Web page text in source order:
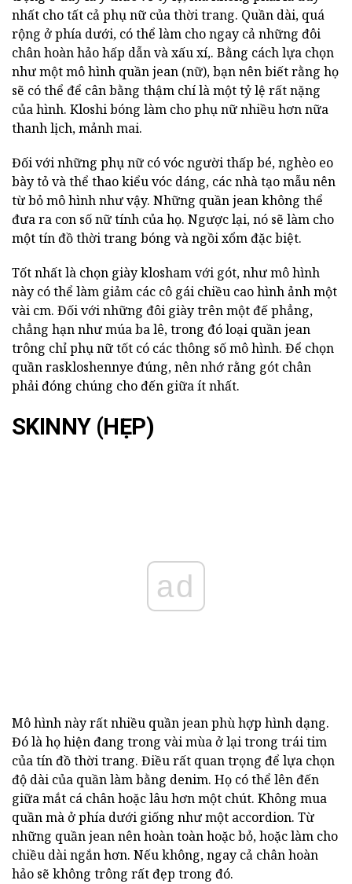
nhất cho tất cả phụ nữ của thời trang. Quần dài, quá
rộng ở phía dưới, có thể làm cho ngay cả những đôi
chân hoàn hảo hấp dẫn và xấu xí,. Bằng cách lựa chọn
như một mô hình quần jean (nữ), bạn nên biết rằng họ
sẽ có thể để cân bằng thậm chí là một tỷ lệ rất nặng
của hình. Kloshi bóng làm cho phụ nữ nhiều hơn nữa
thanh lịch, mảnh mai.
Đối với những phụ nữ có vóc người thấp bé, nghèo eo
bày tỏ và thể thao kiểu vóc dáng, các nhà tạo mẫu nên
từ bỏ mô hình như vậy. Những quần jean không thể
đưa ra con số nữ tính của họ. Ngược lại, nó sẽ làm cho
một tín đồ thời trang bóng và ngồi xổm đặc biệt.
Tốt nhất là chọn giày klosham với gót, như mô hình
này có thể làm giảm các cô gái chiều cao hình ảnh một
vài cm. Đối với những đôi giày trên một đế phẳng,
chẳng hạn như múa ba lê, trong đó loại quần jean
trông chỉ phụ nữ tốt có các thông số mô hình. Để chọn
quần raskloshennye đúng, nên nhớ rằng gót chân
phải đóng chúng cho đến giữa ít nhất.
SKINNY (HẸP)
ad
Mô hình này rất nhiều quần jean phù hợp hình dạng.
Đó là họ hiện đang trong vài mùa ở lại trong trái tim
của tín đồ thời trang. Điều rất quan trọng để lựa chọn
độ dài của quần làm bằng denim. Họ có thể lên đến
giữa mắt cá chân hoặc lâu hơn một chút. Không mua
quần mà ở phía dưới giống như một accordion. Từ
những quần jean nên hoàn toàn hoặc bỏ, hoặc làm cho
chiều dài ngắn hơn. Nếu không, ngay cả chân hoàn
hảo sẽ không trông rất đẹp trong đó.